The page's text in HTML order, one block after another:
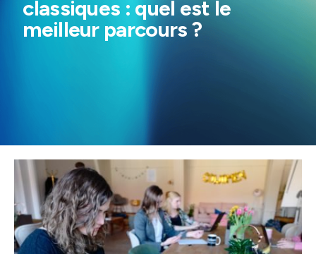
classiques : quel est le
meilleur parcours ?